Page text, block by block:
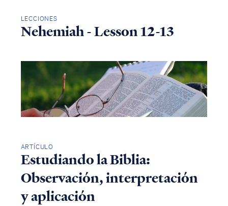
LECCIONES
Nehemiah - Lesson 12-13
ARTÍCULO
Estudiando la Biblia:
Observación, interpretación
y aplicación